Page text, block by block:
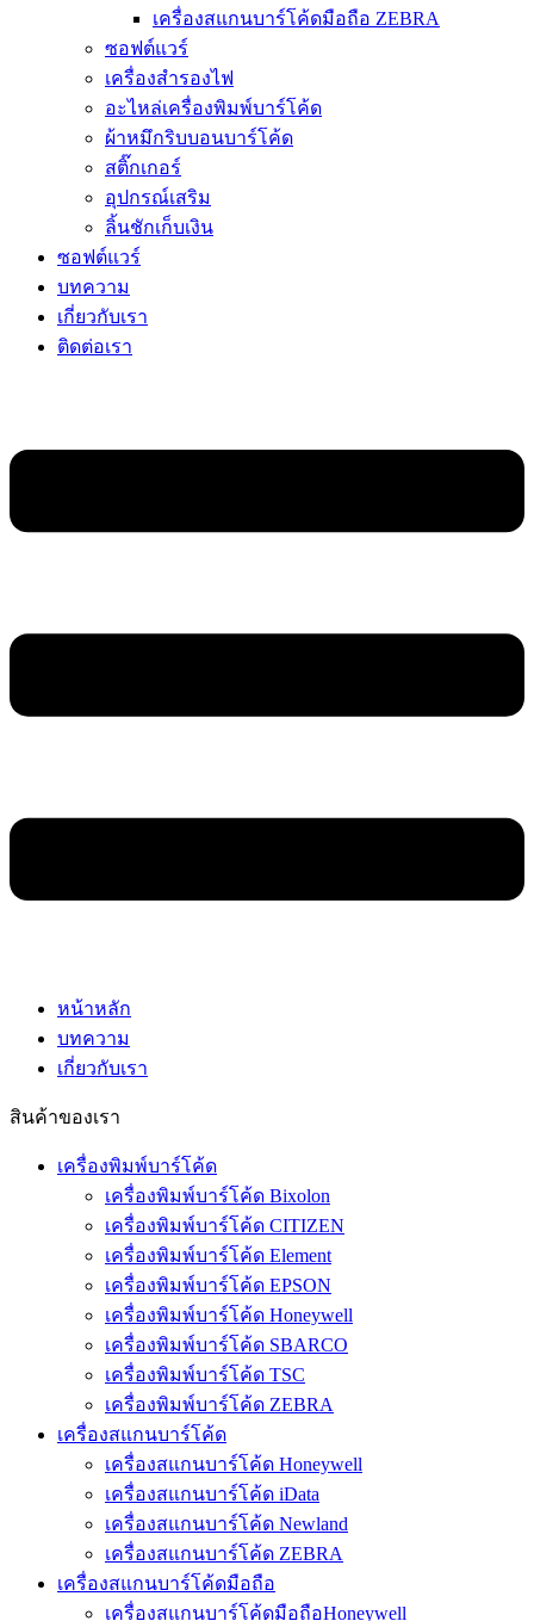
เครื่องสแกนบาร์โค้ดมือถือ ZEBRA
ซอฟต์แวร์
เครื่องสำรองไฟ
อะไหล่เครื่องพิมพ์บาร์โค้ด
ผ้าหมึกริบบอนบาร์โค้ด
สติ๊กเกอร์
อุปกรณ์เสริม
ลิ้นชักเก็บเงิน
ซอฟต์แวร์
บทความ
เกี่ยวกับเรา
ติดต่อเรา
หน้าหลัก
บทความ
เกี่ยวกับเรา
สินค้าของเรา
เครื่องพิมพ์บาร์โค้ด
เครื่องพิมพ์บาร์โค้ด Bixolon
เครื่องพิมพ์บาร์โค้ด CITIZEN
เครื่องพิมพ์บาร์โค้ด Element
เครื่องพิมพ์บาร์โค้ด EPSON
เครื่องพิมพ์บาร์โค้ด Honeywell
เครื่องพิมพ์บาร์โค้ด SBARCO
เครื่องพิมพ์บาร์โค้ด TSC
เครื่องพิมพ์บาร์โค้ด ZEBRA
เครื่องสแกนบาร์โค้ด
เครื่องสแกนบาร์โค้ด Honeywell
เครื่องสแกนบาร์โค้ด iData
เครื่องสแกนบาร์โค้ด Newland
เครื่องสแกนบาร์โค้ด ZEBRA
เครื่องสแกนบาร์โค้ดมือถือ
เครื่องสแกนบาร์โค้ดมือถือHoneywell